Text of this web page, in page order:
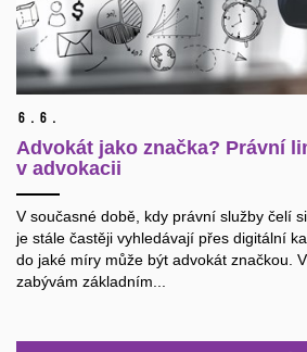
6. 6.
Advokát jako značka? Právní
v advokacii
V současné době, kdy právní služby čelí
je stále častěji vyhledávají přes digitální
do jaké míry může být advokát značkou.
zabývám základním...